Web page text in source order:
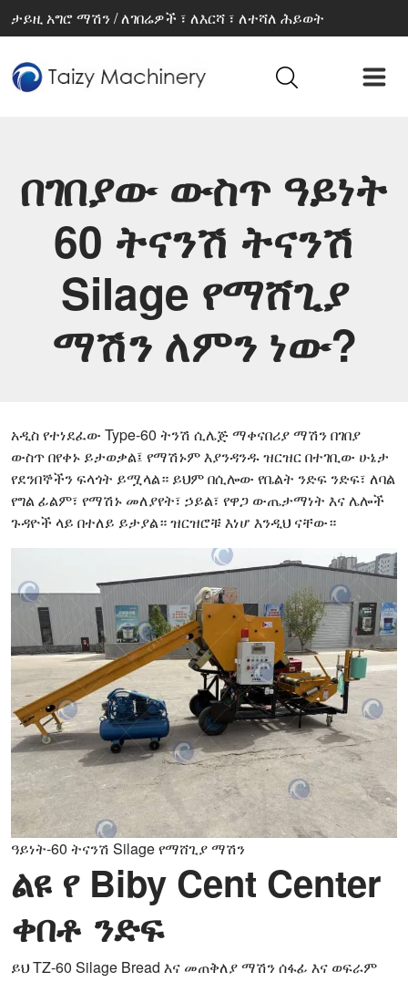
ታይዚ አግሮ ማሽን / ለገበሬዎች ፣ ለእርሻ ፣ ለተሻለ ሕይወት
በገበያው ውስጥ ዓይነት
60 ትናንሽ ትናንሽ
Silage የማሸጊያ
ማሽን ለምን ነው?
አዲስ የተነደፈው Type-60 ትንሽ ሲሌጅ ማቀናበሪያ ማሽን በገበያ
ውስጥ በየቀኑ ይታወቃል፤ የማሽኑም እያንዳንዱ ዝርዝር በተገቢው ሁኔታ
የደንበኞችን ፍላጎት ይሟላል። ይህም በሲሎው የቤልት ንድፍ ንድፍ፣ ለባል
የግል ፊልም፣ የማሽኑ መለያየት፣ ኃይል፣ የዋጋ ውጤታማነት እና ሌሎች
ጉዳዮች ላይ በተለይ ይታያል። ዝርዝሮቹ እነሆ እንዲህ ናቸው።
ዓይነት-60 ትናንሽ Silage የማሸጊያ ማሽን
ልዩ የ Biby Cent Center
ቀበቶ ንድፍ
ይህ TZ-60 Silage Bread እና መጠቅለያ ማሽን ሰፋፊ እና ወፍራም